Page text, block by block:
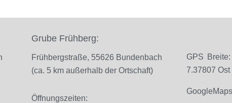
Grube Frühberg:
Frühbergstraße, 55626 Bundenbach
(ca. 5 km außerhalb der Ortschaft)
Öffnungszeiten:
GPS
7.37807 Ost
GoogleMaps